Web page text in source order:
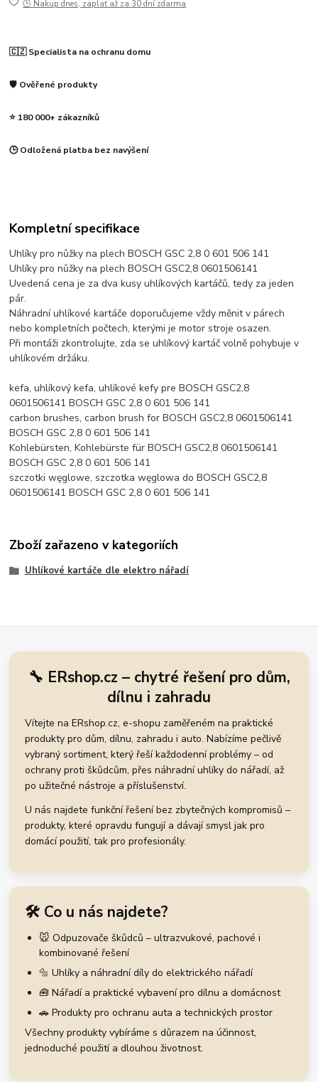
🕒 Nakup dnes, zaplať až za 30 dní zdarma
🇨🇿 Specialista na ochranu domu
🛡️ Ověřené produkty
⭐ 180 000+ zákazníků
🕒 Odložená platba bez navýšení
Kompletní specifikace
Uhlíky pro nůžky na plech BOSCH GSC 2,8 0 601 506 141
Uhlíky pro nůžky na plech BOSCH GSC2,8 0601506141
Uvedená cena je za dva kusy uhlíkových kartáčů, tedy za jeden
pár.
Náhradní uhlíkové kartáče doporučujeme vždy měnit v párech
nebo kompletních počtech, kterými je motor stroje osazen.
Při montáži zkontrolujte, zda se uhlíkový kartáč volně pohybuje v
uhlíkovém držáku.
kefa, uhlíkový kefa, uhlíkové kefy pre BOSCH GSC2,8
0601506141 BOSCH GSC 2,8 0 601 506 141
carbon brushes, carbon brush for BOSCH GSC2,8 0601506141
BOSCH GSC 2,8 0 601 506 141
Kohlebürsten, Kohlebürste für BOSCH GSC2,8 0601506141
BOSCH GSC 2,8 0 601 506 141
szczotki węglowe, szczotka węglowa do BOSCH GSC2,8
0601506141 BOSCH GSC 2,8 0 601 506 141
Zboží zařazeno v kategoriích
Uhlíkové kartáče dle elektro nářadí
🔧 ERshop.cz – chytré řešení pro dům,
dílnu i zahradu
Vítejte na ERshop.cz, e-shopu zaměřeném na praktické
produkty pro dům, dílnu, zahradu i auto. Nabízíme pečlivě
vybraný sortiment, který řeší každodenní problémy – od
ochrany proti škůdcům, přes náhradní uhlíky do nářadí, až
po užitečné nástroje a příslušenství.
U nás najdete funkční řešení bez zbytečných kompromisů –
produkty, které opravdu fungují a dávají smysl jak pro
domácí použití, tak pro profesionály.
🛠️ Co u nás najdete?
🐭 Odpuzovače škůdců – ultrazvukové, pachové i
kombinované řešení
🔩 Uhlíky a náhradní díly do elektrického nářadí
🧰 Nářadí a praktické vybavení pro dílnu a domácnost
🚗 Produkty pro ochranu auta a technických prostor
Všechny produkty vybíráme s důrazem na účinnost,
jednoduché použití a dlouhou životnost.